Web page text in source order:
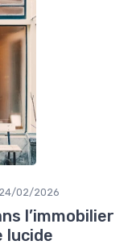
24/02/2026
l’immobilier
lucide